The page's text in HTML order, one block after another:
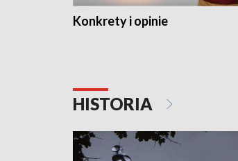
Konkrety i opinie
HISTORIA